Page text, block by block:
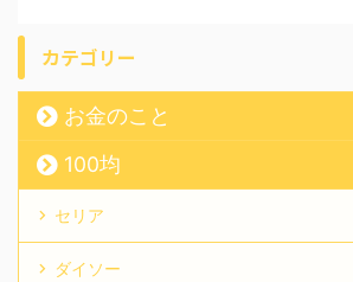
カテゴリー
お金のこと
100均
セリア
ダイソー